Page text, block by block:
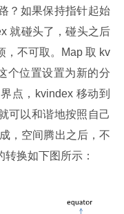
？如果保持指针起始
就碰头了，碰头之后
，不可取。Map 取 kv
个位置设置为新的分
点，kvindex 移动到
可以和谐地按照自己
，空间腾出之后，不
换如下图所示：